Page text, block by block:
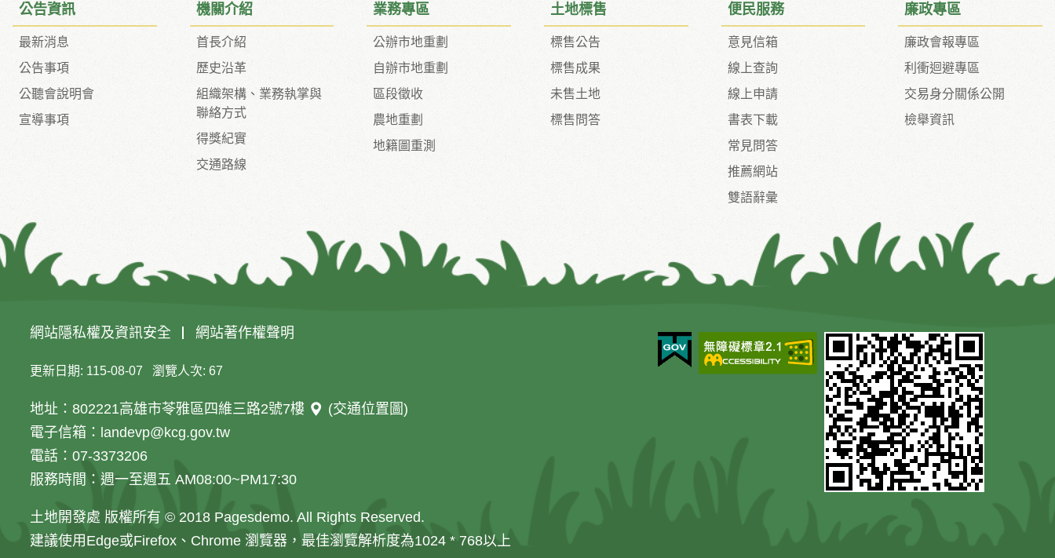
公告資訊
最新消息
公告事項
公聽會說明會
宣導事項
機關介紹
首長介紹
歷史沿革
組織架構、業務執掌與
聯絡方式
得獎紀實
交通路線
業務專區
公辦市地重劃
自辦市地重劃
區段徵收
農地重劃
地籍圖重測
土地標售
標售公告
標售成果
未售土地
標售問答
便民服務
意見信箱
線上查詢
線上申請
書表下載
常見問答
推薦網站
雙語辭彙
廉政專區
廉政會報專區
利衝迴避專區
交易身分關係公開
檢舉資訊
網站隱私權及資訊安全 網站著作權聲明
更新日期 115-08-07 瀏覽人次 67
地址：802221高雄市苓雅區四維三路2號7樓
(交通位置圖)
電子信箱：landevp@kcg.gov.tw
電話：07-3373206
服務時間：週一至週五 AM08:00~PM17:30
土地開發處 版權所有 © 2018 Pagesdemo. All Rights Reserved.
建議使用Edge或Firefox、Chrome 瀏覽器，最佳瀏覽解析度為1024 * 768以上